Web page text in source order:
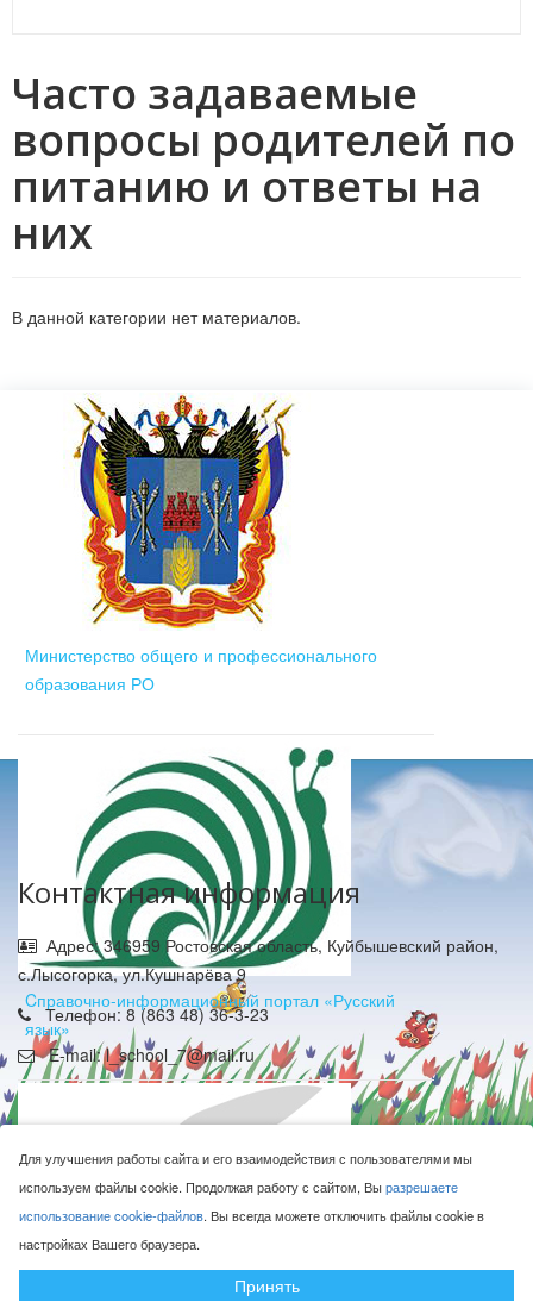
Часто задаваемые
вопросы родителей по
питанию и ответы на
них
В данной категории нет материалов.
Министерство общего и профессионального
образования РО
Cправочно-информационный портал «Русский
язык»
Контактная информация
Адрес: 346959 Ростовская область, Куйбышевский район,
с.Лысогорка, ул.Кушнарёва 9
Телефон: 8 (863 48) 36-3-23
E-mail: l_school_7@mail.ru
МБОУ Лысогорская СОШ © 2016-2026
Сделано с ❤ в
Для улучшения работы сайта и его взаимодействия с пользователями мы
используем файлы cookie. Продолжая работу с сайтом, Выразрешаете
использование cookie-файлов. Вы всегда можете отключить файлы cookie в
настройках Вашего браузера.
Принять